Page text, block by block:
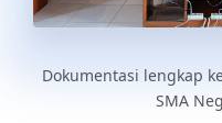
Dokumentasi lengkap
SMA